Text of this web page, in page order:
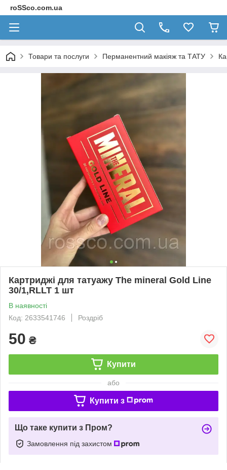
roSSco.com.ua
Товари та послуги Перманентний макіяж та ТАТУ
Картриджі для татуажу The mineral Gold Line
30/1,RLLT 1 шт
В наявності
Код: 2633541746
Роздріб
50 ₴
Купити
або
Купити з
Що таке купити з Пром?
Замовлення під захистом